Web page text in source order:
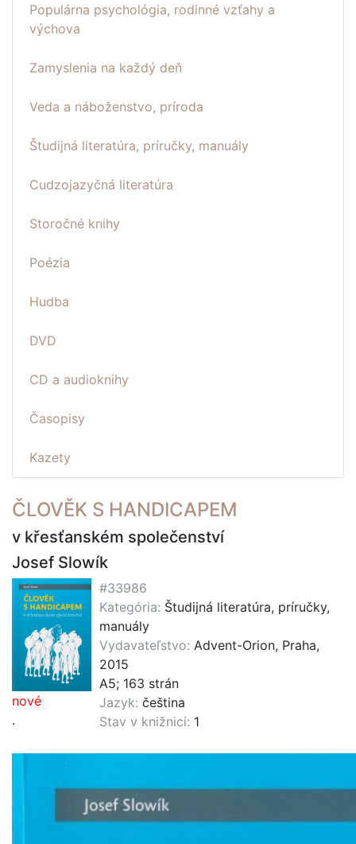
Populárna psychológia, rodinné vzťahy a
výchova
Zamyslenia na každý deň
Veda a náboženstvo, príroda
Študijná literatúra, príručky, manuály
Cudzojazyčná literatúra
Storočné knihy
Poézia
Hudba
DVD
CD a audioknihy
Časopisy
Kazety
ČLOVĚK S HANDICAPEM
v křesťanském společenství
Josef Slowík
nové
.
#33986
Kategória: Študijná literatúra, príručky,
manuály
Vydavateľstvo: Advent-Orion, Praha,
2015
A5; 163 strán
Jazyk: čeština
Stav v knižnici: 1